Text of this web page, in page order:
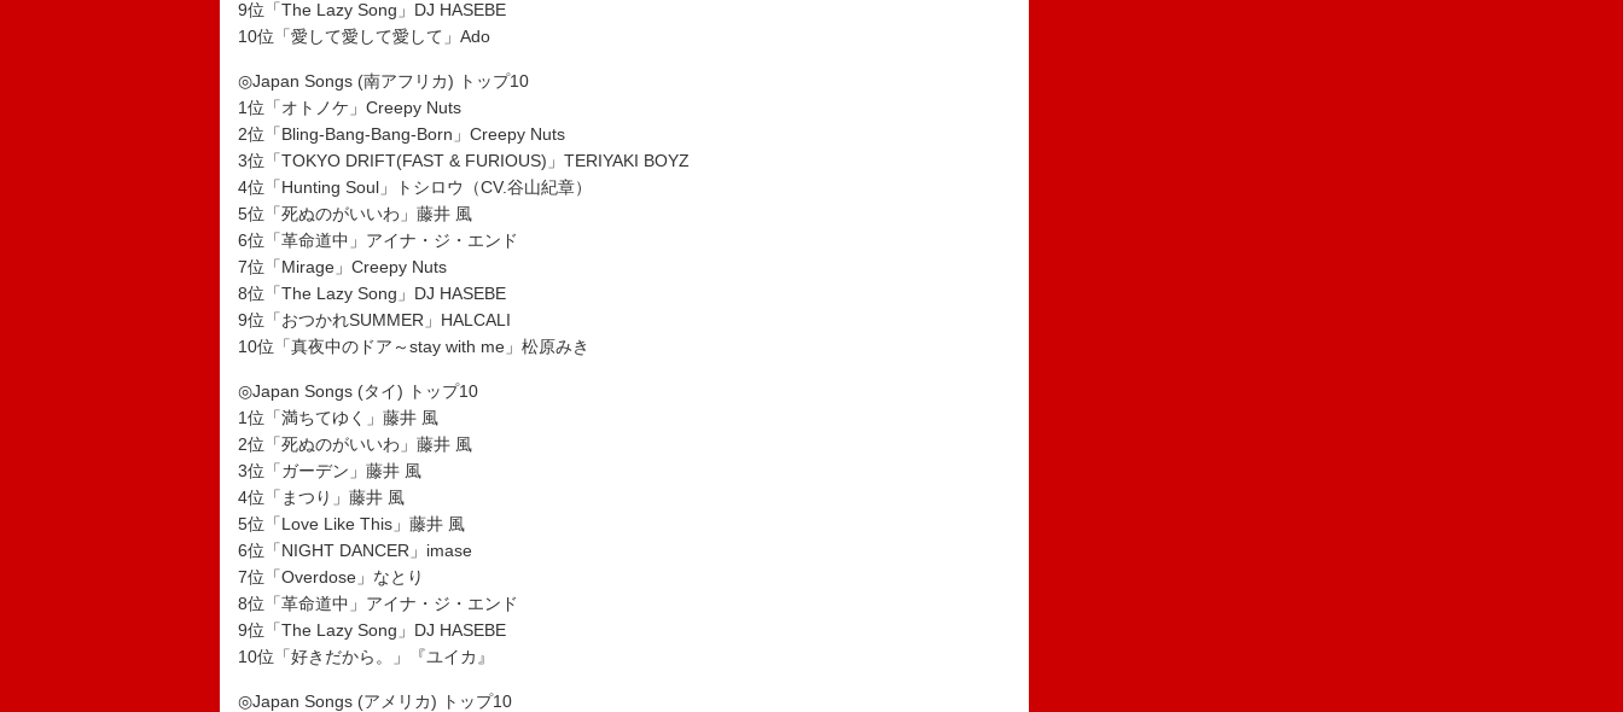
9位「The Lazy Song」DJ HASEBE
10位「愛して愛して愛して」Ado
◎Japan Songs (南アフリカ) トップ10
1位「オトノケ」Creepy Nuts
2位「Bling-Bang-Bang-Born」Creepy Nuts
3位「TOKYO DRIFT(FAST & FURIOUS)」TERIYAKI BOYZ
4位「Hunting Soul」トシロウ（CV.谷山紀章）
5位「死ぬのがいいわ」藤井 風
6位「革命道中」アイナ・ジ・エンド
7位「Mirage」Creepy Nuts
8位「The Lazy Song」DJ HASEBE
9位「おつかれSUMMER」HALCALI
10位「真夜中のドア～stay with me」松原みき
◎Japan Songs (タイ) トップ10
1位「満ちてゆく」藤井 風
2位「死ぬのがいいわ」藤井 風
3位「ガーデン」藤井 風
4位「まつり」藤井 風
5位「Love Like This」藤井 風
6位「NIGHT DANCER」imase
7位「Overdose」なとり
8位「革命道中」アイナ・ジ・エンド
9位「The Lazy Song」DJ HASEBE
10位「好きだから。」『ユイカ』
◎Japan Songs (アメリカ) トップ10